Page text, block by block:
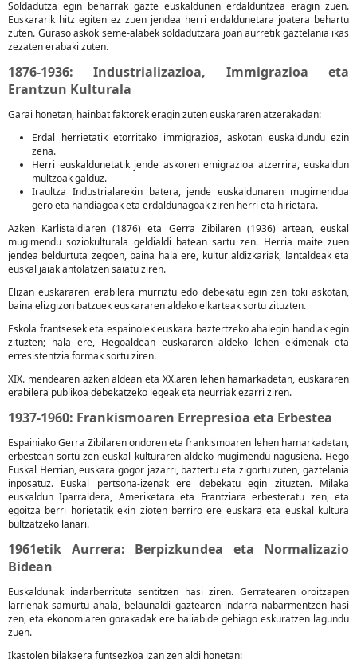
Soldadutza egin beharrak gazte euskaldunen erdalduntzea eragin zuen.
Euskararik hitz egiten ez zuen jendea herri erdaldunetara joatera behartu
zuten. Guraso askok seme-alabek soldadutzara joan aurretik gaztelania ikas
zezaten erabaki zuten.
1876-1936: Industrializazioa, Immigrazioa eta
Erantzun Kulturala
Garai honetan, hainbat faktorek eragin zuten euskararen atzerakadan:
Erdal herrietatik etorritako immigrazioa, askotan euskaldundu ezin
zena.
Herri euskaldunetatik jende askoren emigrazioa atzerrira, euskaldun
multzoak galduz.
Iraultza Industrialarekin batera, jende euskaldunaren mugimendua
gero eta handiagoak eta erdaldunagoak ziren herri eta hirietara.
Azken Karlistaldiaren (1876) eta Gerra Zibilaren (1936) artean, euskal
mugimendu soziokulturala geldialdi batean sartu zen. Herria maite zuen
jendea beldurtuta zegoen, baina hala ere, kultur aldizkariak, lantaldeak eta
euskal jaiak antolatzen saiatu ziren.
Elizan euskararen erabilera murriztu edo debekatu egin zen toki askotan,
baina elizgizon batzuek euskararen aldeko elkarteak sortu zituzten.
Eskola frantsesek eta espainolek euskara baztertzeko ahalegin handiak egin
zituzten; hala ere, Hegoaldean euskararen aldeko lehen ekimenak eta
erresistentzia formak sortu ziren.
XIX. mendearen azken aldean eta XX.aren lehen hamarkadetan, euskararen
erabilera publikoa debekatzeko legeak eta neurriak ezarri ziren.
1937-1960: Frankismoaren Errepresioa eta Erbestea
Espainiako Gerra Zibilaren ondoren eta frankismoaren lehen hamarkadetan,
erbestean sortu zen euskal kulturaren aldeko mugimendu nagusiena. Hego
Euskal Herrian, euskara gogor jazarri, baztertu eta zigortu zuten, gaztelania
inposatuz. Euskal pertsona-izenak ere debekatu egin zituzten. Milaka
euskaldun Iparraldera, Ameriketara eta Frantziara erbesteratu zen, eta
egoitza berri horietatik ekin zioten berriro ere euskara eta euskal kultura
bultzatzeko lanari.
1961etik Aurrera: Berpizkundea eta Normalizazio
Bidean
Euskaldunak indarberrituta sentitzen hasi ziren. Gerratearen oroitzapen
larrienak samurtu ahala, belaunaldi gaztearen indarra nabarmentzen hasi
zen, eta ekonomiaren gorakadak ere baliabide gehiago eskuratzen lagundu
zuen.
Ikastolen bilakaera funtsezkoa izan zen aldi honetan: